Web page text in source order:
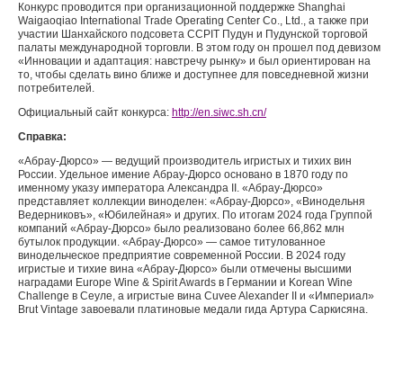
Конкурс проводится при организационной поддержке Shanghai
Waigaoqiao International Trade Operating Center Co., Ltd., а также при
участии Шанхайского подсовета CCPIT Пудун и Пудунской торговой
палаты международной торговли. В этом году он прошел под девизом
«Инновации и адаптация: навстречу рынку» и был ориентирован на
то, чтобы сделать вино ближе и доступнее для повседневной жизни
потребителей.
Официальный сайт конкурса: http://en.siwc.sh.cn/
Справка:
«Абрау-Дюрсо» — ведущий производитель игристых и тихих вин
России. Удельное имение Абрау-Дюрсо основано в 1870 году по
именному указу императора Александра II. «Абрау-Дюрсо»
представляет коллекции виноделен: «Абрау-Дюрсо», «Винодельня
Ведерниковъ», «Юбилейная» и других. По итогам 2024 года Группой
компаний «Абрау-Дюрсо» было реализовано более 66,862 млн
бутылок продукции. «Абрау-Дюрсо» — самое титулованное
винодельческое предприятие современной России. В 2024 году
игристые и тихие вина «Абрау-Дюрсо» были отмечены высшими
наградами Europe Wine & Spirit Awards в Германии и Korean Wine
Challenge в Сеуле, а игристые вина Cuvee Alexander II и «Империал»
Brut Vintage завоевали платиновые медали гида Артура Саркисяна.